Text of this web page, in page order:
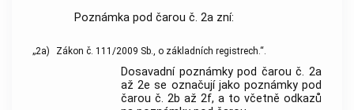
Poznámka pod čarou č. 2a zní:
„2a) Zákon č. 111/2009 Sb., o základních registrech.“.
Dosavadní poznámky pod čarou č. 2a
až 2e se označují jako poznámky pod
čarou č. 2b až 2f, a to včetně odkazů